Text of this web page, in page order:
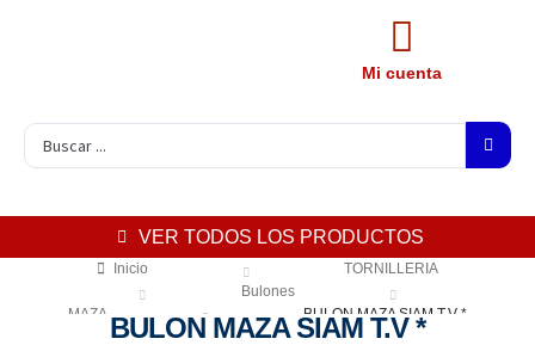
Mi cuenta
VER TODOS LOS PRODUCTOS
Inicio
TORNILLERIA
Bulones
MAZA
BULON MAZA SIAM T.V *
BULON MAZA SIAM T.V *